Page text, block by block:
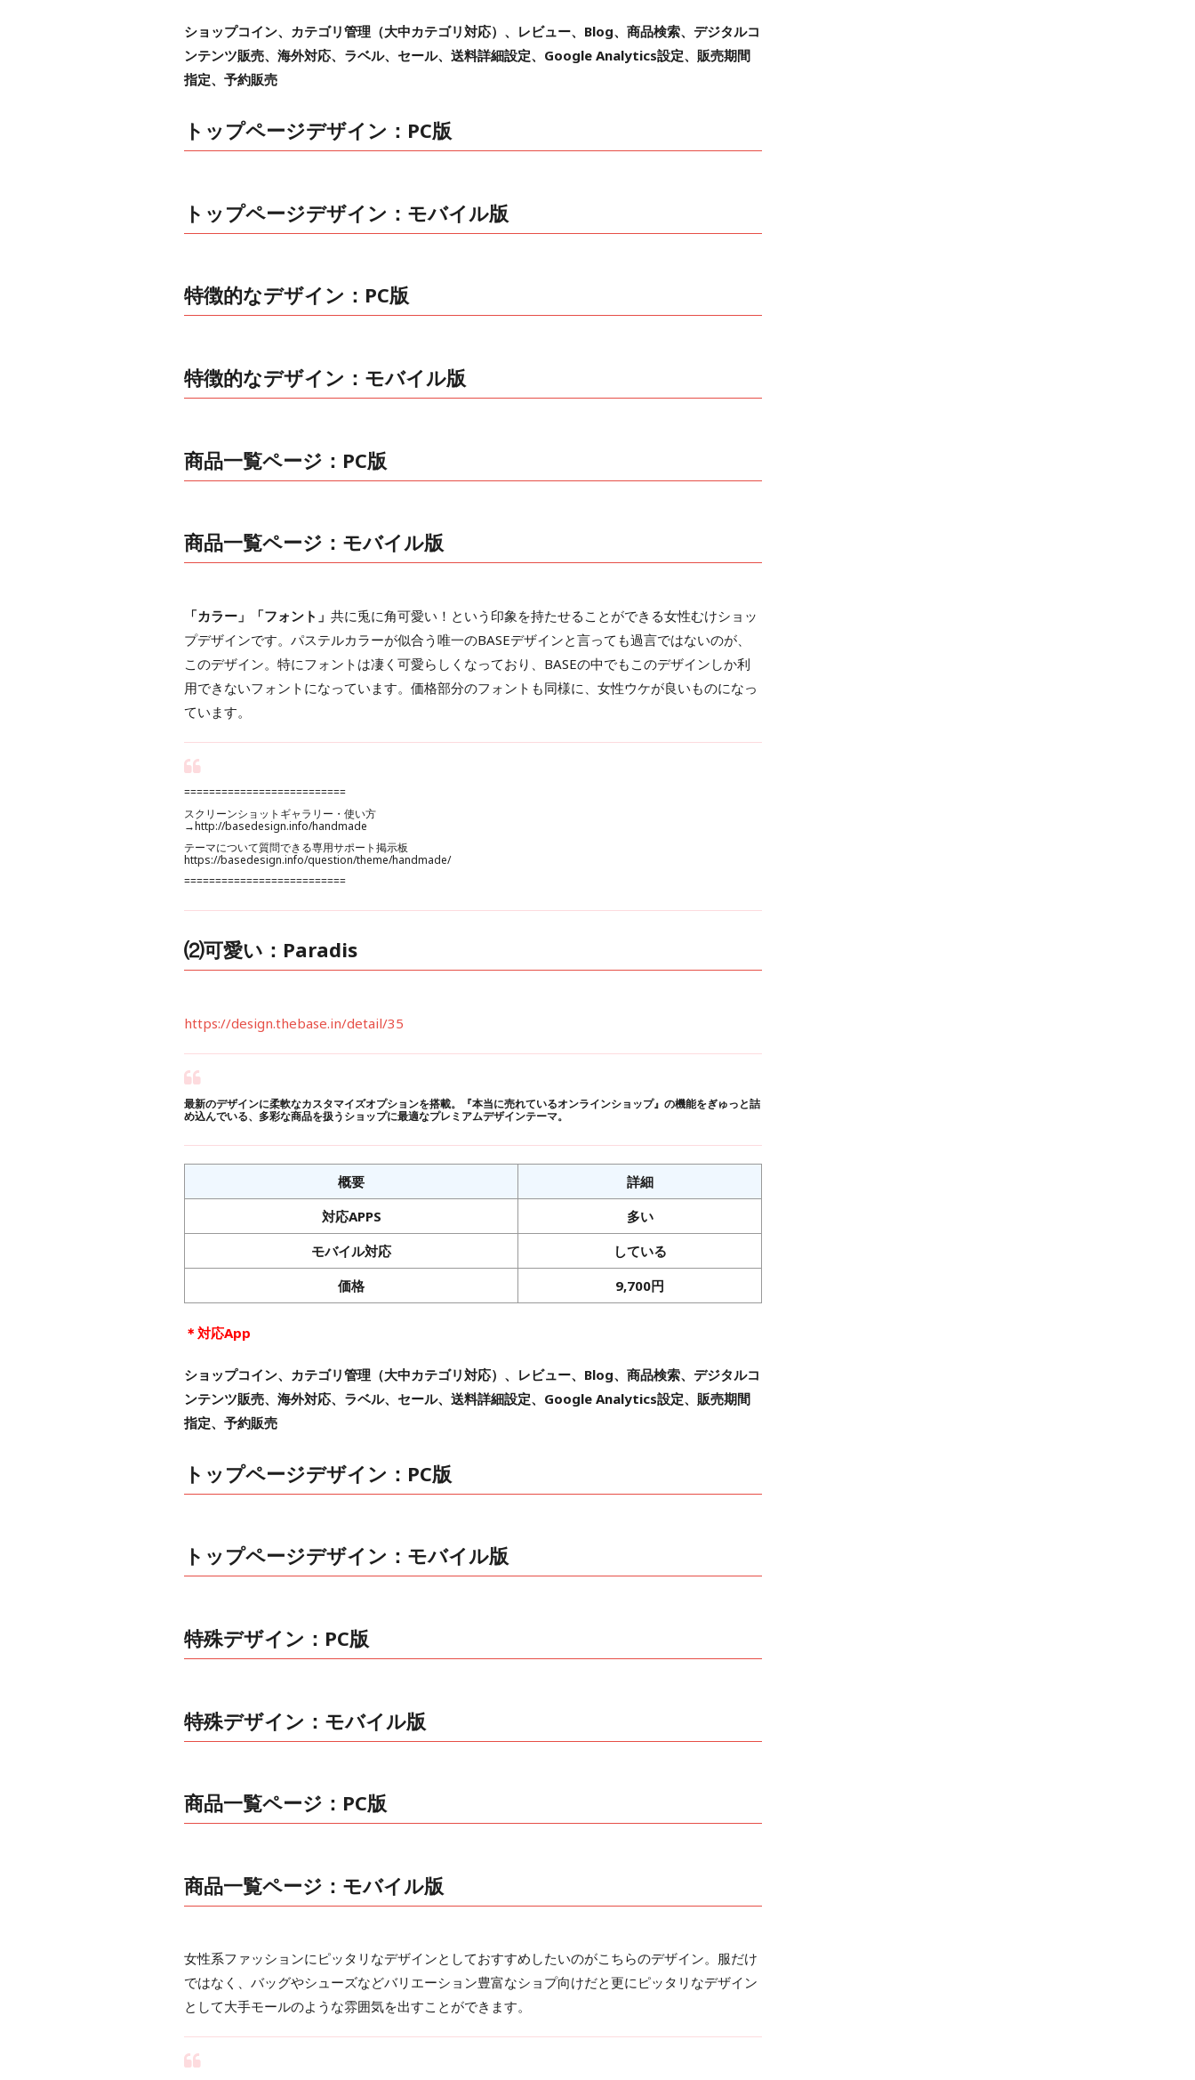
ショップコイン、カテゴリ管理（大中カテゴリ対応）、レビュー、Blog、商品検索、デジタルコ
ンテンツ販売、海外対応、ラベル、セール、送料詳細設定、Google Analytics設定、販売期間
指定、予約販売
トップページデザイン：PC版
トップページデザイン：モバイル版
特徴的なデザイン：PC版
特徴的なデザイン：モバイル版
商品一覧ページ：PC版
商品一覧ページ：モバイル版
「カラー」「フォント」 共に兎に角可愛い！という印象を持たせることができる女性むけショッ
プデザインです。パステルカラーが似合う唯一のBASEデザインと言っても過言ではないのが、
このデザイン。特にフォントは凄く可愛らしくなっており、BASEの中でもこのデザインしか利
用できないフォントになっています。価格部分のフォントも同様に、女性ウケが良いものになっ
ています。
==========================
スクリーンショットギャラリー・使い方
→http://basedesign.info/handmade
テーマについて質問できる専用サポート掲示板
https://basedesign.info/question/theme/handmade/
==========================
⑵可愛い：Paradis
https://design.thebase.in/detail/35
最新のデザインに柔軟なカスタマイズオプションを搭載。『本当に売れているオンラインショップ』の機能をぎゅっと詰
め込んでいる、多彩な商品を扱うショップに最適なプレミアムデザインテーマ。
概要
詳細
対応APPS
多い
モバイル対応
している
価格
9,700円
＊対応App
ショップコイン、カテゴリ管理（大中カテゴリ対応）、レビュー、Blog、商品検索、デジタルコ
ンテンツ販売、海外対応、ラベル、セール、送料詳細設定、Google Analytics設定、販売期間
指定、予約販売
トップページデザイン：PC版
トップページデザイン：モバイル版
特殊デザイン：PC版
特殊デザイン：モバイル版
商品一覧ページ：PC版
商品一覧ページ：モバイル版
女性系ファッションにピッタリなデザインとしておすすめしたいのがこちらのデザイン。服だけ
ではなく、バッグやシューズなどバリエーション豊富なショプ向けだと更にピッタリなデザイン
として大手モールのような雰囲気を出すことができます。